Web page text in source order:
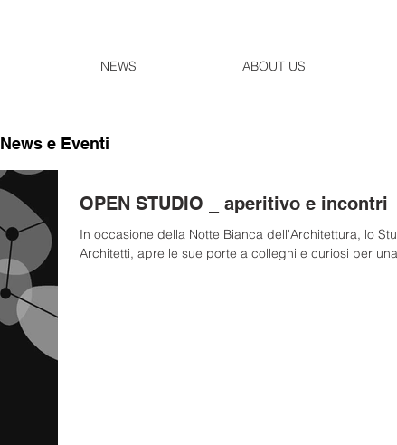
News e Eventi
OPEN STUDIO _ aperitivo e incontri
In occasione della Notte Bianca dell'Architettura, lo
Architetti, apre le sue porte a colleghi e curiosi per
NEWS ABOUT US